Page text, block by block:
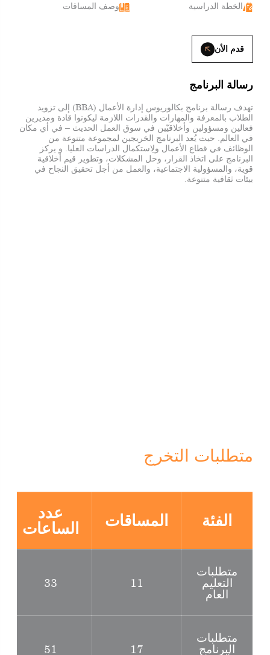
الخطة الدراسية
وصف المساقات
قدم الأن
رسالة البرنامج
تهدف رسالة برنامج بكالوريوس إدارة الأعمال (BBA) إلى تزويد
الطلاب بالمعرفة والمهارات والقدرات اللازمة ليكونوا قادة ومديرين
فعالين ومسؤولين وأخلاقيّين في سوق العمل الحديث – في أي مكان
في العالم. حيث يُعد البرنامج الخريجين لمجموعة متنوعة من
الوظائف في قطاع الأعمال ولِاستكمال الدراسات العليا. و يركز
البرنامج على اتخاذ القرار، وحل المشكلات، وتطوير قيم أخلاقية
قوية، والمسؤولية الاجتماعية، والعمل من أجل تحقيق النجاح في
بيئات ثقافية متنوعة.
متطلبات التخرج
الفئة المساقات
عدد
الساعات
متطلبات
التعليم
العام
11
33
متطلبات
البرنامج
17
51